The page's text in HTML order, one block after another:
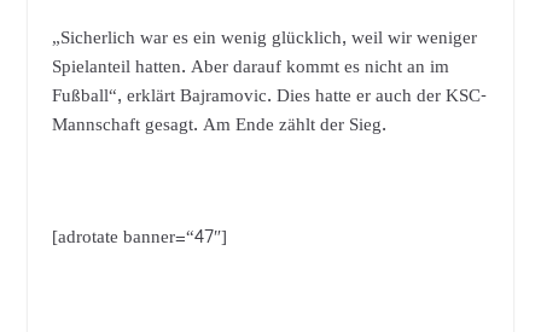
„Sicherlich war es ein wenig glücklich, weil wir weniger
Spielanteil hatten. Aber darauf kommt es nicht an im
Fußball“, erklärt Bajramovic. Dies hatte er auch der KSC-
Mannschaft gesagt. Am Ende zählt der Sieg.
[adrotate banner=“47″]